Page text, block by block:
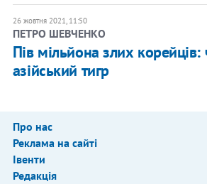
26 жовтня 2021, 11:50
ПЕТРО ШЕВЧЕНКО
Пів мільйона злих
азійський тигр
Про нас
Реклама на сайті
Івенти
Редакція